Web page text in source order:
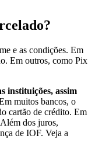
e as condições. Em
Em outros, como Pix
instituições, assim
muitos bancos, o
cartão de crédito. Em
dos juros,
de IOF. Veja a